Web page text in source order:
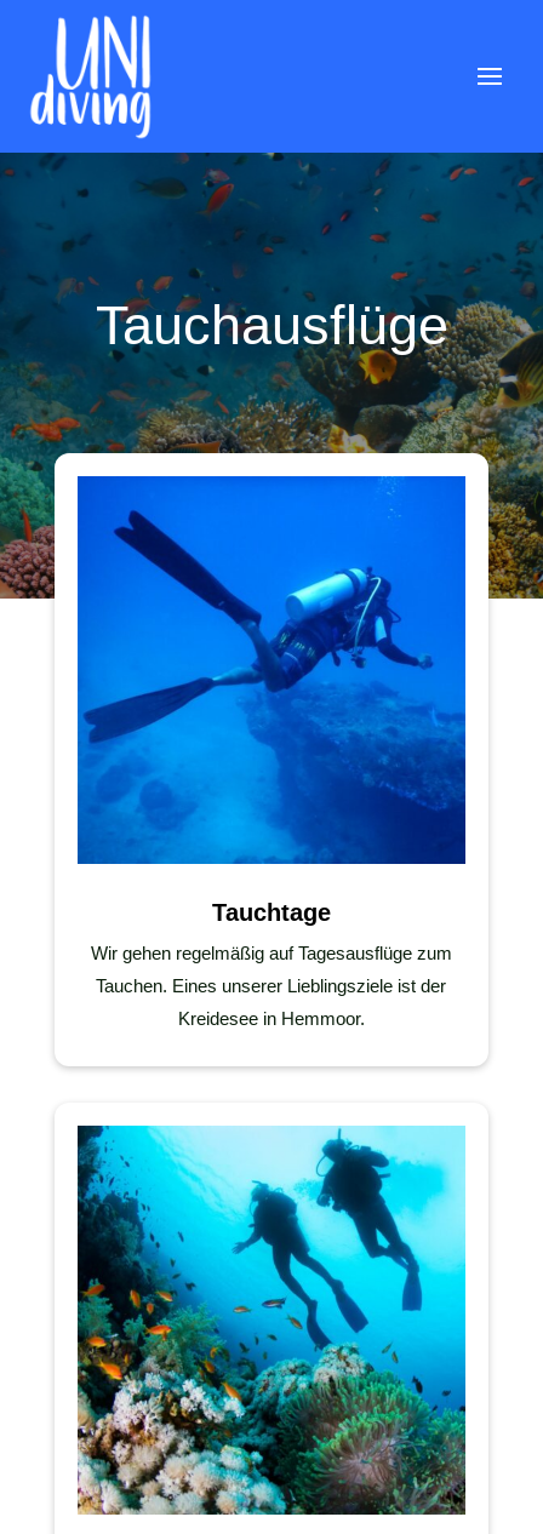
Tauchausflüge
Tauchtage
Wir gehen regelmäßig auf Tagesausflüge zum
Tauchen. Eines unserer Lieblingsziele ist der
Kreidesee in Hemmoor.